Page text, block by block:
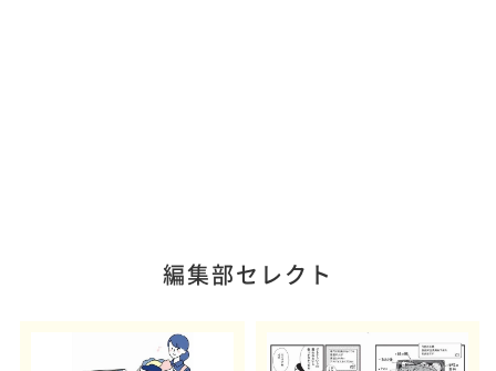
編集部セレクト